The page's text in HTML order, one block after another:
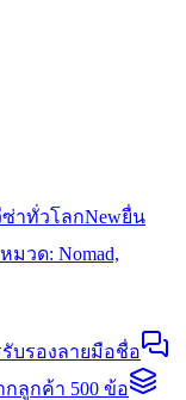
าทั่วโลกNewยื่น
มวด: Nomad,
บรองลายมือชื่อ
ลูกค้า 500 ข้อ